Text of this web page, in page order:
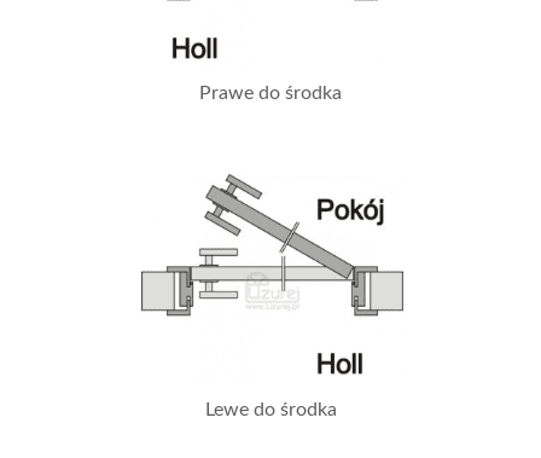
Prawe do środka
Lewe do środka